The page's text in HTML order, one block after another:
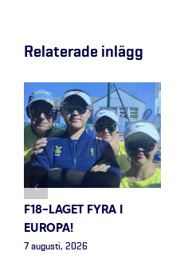
Relaterade inlägg
F18-LAGET FYRA I
EUROPA!
7 augusti, 2026